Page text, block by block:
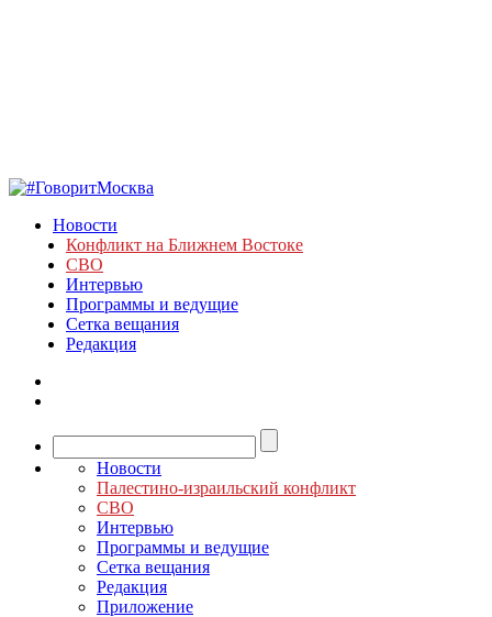
Новости
Конфликт на Ближнем Востоке
СВО
Интервью
Программы и ведущие
Сетка вещания
Редакция
Новости
Палестино-израильский конфликт
СВО
Интервью
Программы и ведущие
Сетка вещания
Редакция
Приложение